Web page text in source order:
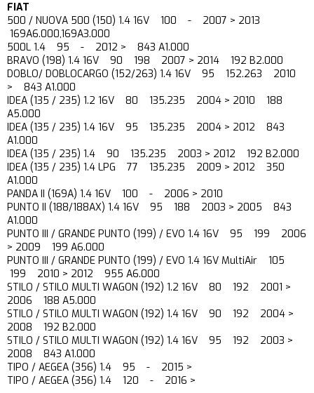
FIAT
500 / NUOVA 500 (150) 1.4 16V 100 - 2007 > 2013
169A6.000,169A3.000
500L 1.4 95 - 2012 > 843 A1.000
BRAVO (198) 1.4 16V 90 198 2007 > 2014 192 B2.000
DOBLO/ DOBLOCARGO (152/263) 1.4 16V 95 152.263 2010
> 843 A1.000
IDEA (135 / 235) 1.2 16V 80 135.235 2004 > 2010 188
A5.000
IDEA (135 / 235) 1.4 16V 95 135.235 2004 > 2012 843
A1.000
IDEA (135 / 235) 1.4 90 135.235 2003 > 2012 192 B2.000
IDEA (135 / 235) 1.4 LPG 77 135.235 2009 > 2012 350
A1.000
PANDA II (169A) 1.4 16V 100 - 2006 > 2010
PUNTO II (188/188AX) 1.4 16V 95 188 2003 > 2005 843
A1.000
PUNTO III / GRANDE PUNTO (199) / EVO 1.4 16V 95 199 2006
> 2009 199 A6.000
PUNTO III / GRANDE PUNTO (199) / EVO 1.4 16V MultiAir 105
199 2010 > 2012 955 A6.000
STILO / STILO MULTI WAGON (192) 1.2 16V 80 192 2001 >
2006 188 A5.000
STILO / STILO MULTI WAGON (192) 1.4 16V 90 192 2004 >
2008 192 B2.000
STILO / STILO MULTI WAGON (192) 1.4 16V 95 192 2003 >
2008 843 A1.000
TIPO / AEGEA (356) 1.4 95 - 2015 >
TIPO / AEGEA (356) 1.4 120 - 2016 >